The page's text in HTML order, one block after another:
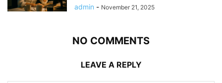
admin - November 21, 2025
NO COMMENTS
LEAVE A REPLY